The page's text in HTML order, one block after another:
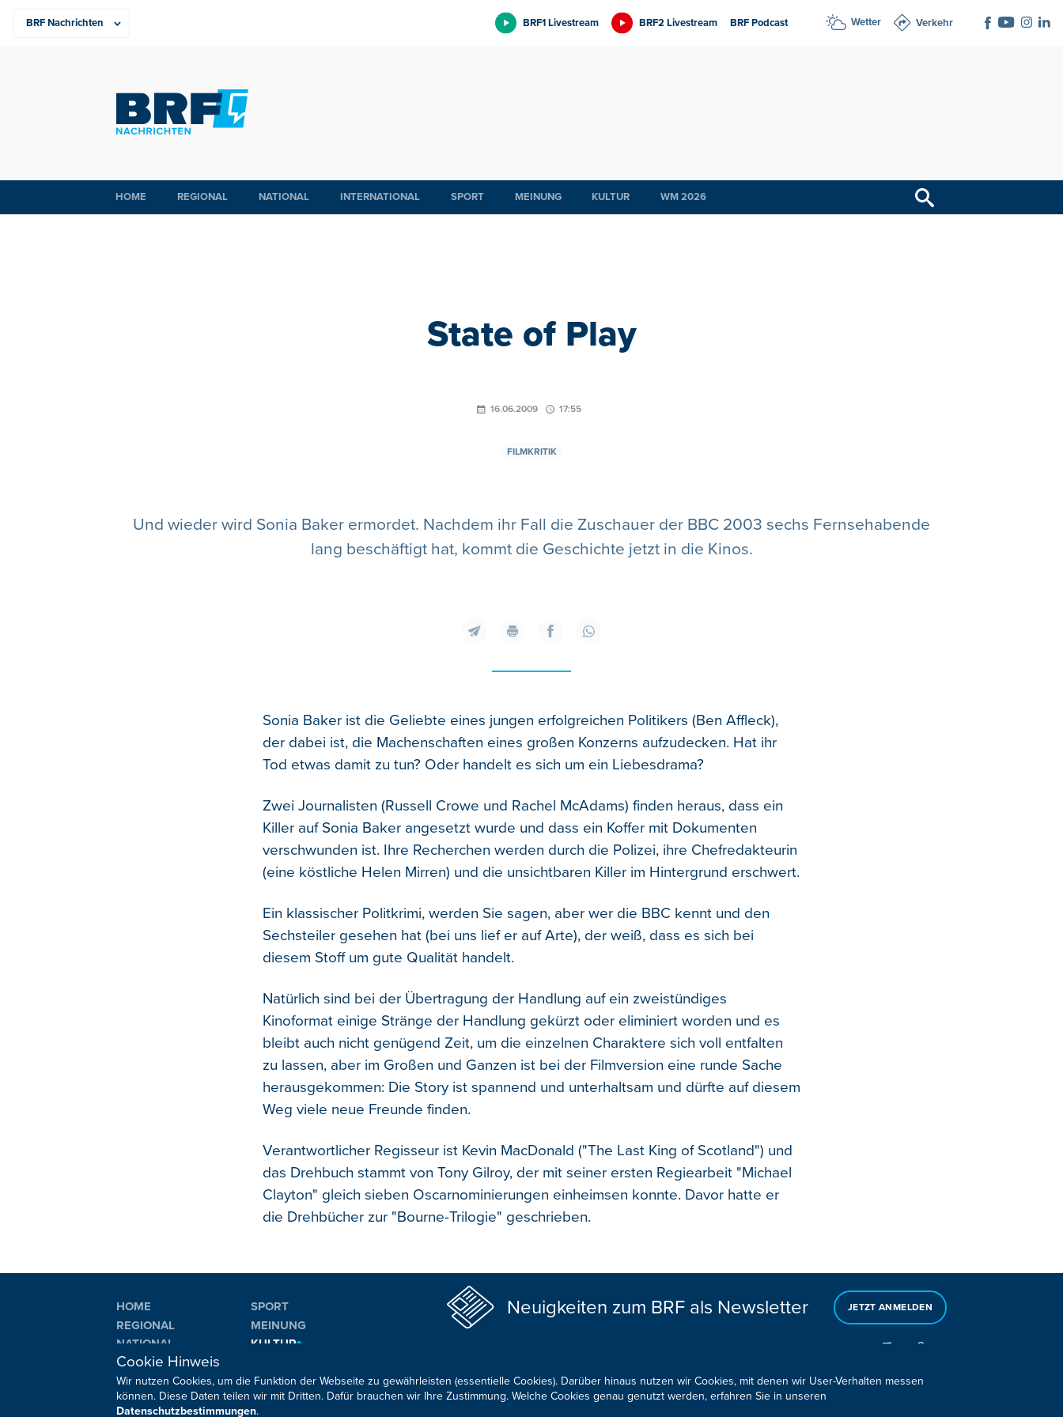
BRF1 Livestream BRF2 Livestream BRF Podcast Wetter Verkehr
HOME REGIONAL NATIONAL INTERNATIONAL SPORT MEINUNG KULTUR WM 2026
State of Play
16.06.2009 17:55
FILMKRITIK
Und wieder wird Sonia Baker ermordet. Nachdem ihr Fall die Zuschauer der BBC 2003 sechs Fernsehabende
lang beschäftigt hat, kommt die Geschichte jetzt in die Kinos.
Sonia Baker ist die Geliebte eines jungen erfolgreichen Politikers (Ben Affleck),
der dabei ist, die Machenschaften eines großen Konzerns aufzudecken. Hat ihr
Tod etwas damit zu tun? Oder handelt es sich um ein Liebesdrama?
Zwei Journalisten (Russell Crowe und Rachel McAdams) finden heraus, dass ein
Killer auf Sonia Baker angesetzt wurde und dass ein Koffer mit Dokumenten
verschwunden ist. Ihre Recherchen werden durch die Polizei, ihre Chefredakteurin
(eine köstliche Helen Mirren) und die unsichtbaren Killer im Hintergrund erschwert.
Ein klassischer Politkrimi, werden Sie sagen, aber wer die BBC kennt und den
Sechsteiler gesehen hat (bei uns lief er auf Arte), der weiß, dass es sich bei
diesem Stoff um gute Qualität handelt.
Natürlich sind bei der Übertragung der Handlung auf ein zweistündiges
Kinoformat einige Stränge der Handlung gekürzt oder eliminiert worden und es
bleibt auch nicht genügend Zeit, um die einzelnen Charaktere sich voll entfalten
zu lassen, aber im Großen und Ganzen ist bei der Filmversion eine runde Sache
herausgekommen: Die Story ist spannend und unterhaltsam und dürfte auf diesem
Weg viele neue Freunde finden.
Verantwortlicher Regisseur ist Kevin MacDonald ("The Last King of Scotland") und
das Drehbuch stammt von Tony Gilroy, der mit seiner ersten Regiearbeit "Michael
Clayton" gleich sieben Oscarnominierungen einheimsen konnte. Davor hatte er
die Drehbücher zur "Bourne-Trilogie" geschrieben.
HOME
REGIONAL
NATIONAL
INTERNATIONAL
SPORT
MEINUNG
KULTUR
Neuigkeiten zum BRF als Newsletter JETZT ANMELDEN
Cookie Hinweis
Wir nutzen Cookies, um die Funktion der Webseite zu gewährleisten (essentielle Cookies). Darüber hinaus nutzen wir Cookies, mit denen wir User-Verhalten messen
können. Diese Daten teilen wir mit Dritten. Dafür brauchen wir Ihre Zustimmung. Welche Cookies genau genutzt werden, erfahren Sie in unseren
Datenschutzbestimmungen.